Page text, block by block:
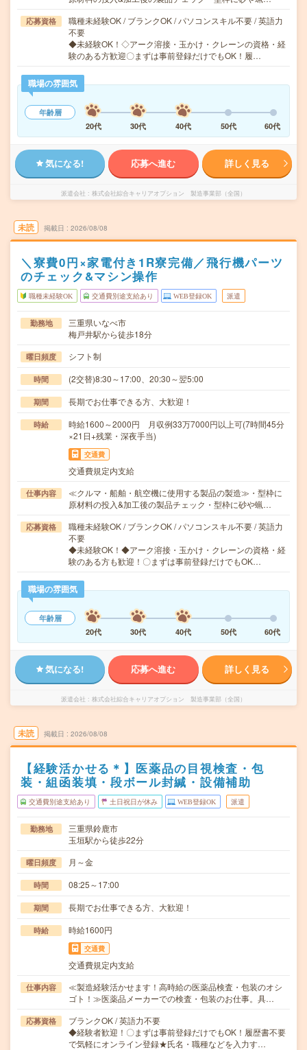
応募資格
職種未経験OK / ブランクOK / パソコンスキル不要 / 英語力
不要
◆未経験OK！◇アーク溶接・玉かけ・クレーンの資格・経
験のある方歓迎〇まずは事前登録だけでもOK！履…
職場の雰囲気
年齢層
20代
30代 40代 50代 60代
気になる! 応募へ進む 詳しく見る
派遣会社 株式会社綜合キャリアオプション 製造事業部（全国）
未読 掲載日 2026/08/08
＼寮費0円×家電付き1R寮完備／飛行機パーツ
のチェック&マシン操作
職種未経験OK 交通費別途支給あり WEB登録OK 派遣
勤務地
三重県いなべ市
梅戸井駅から徒歩18分
曜日頻度 シフト制
時間 (2交替)8:30～17:00、20:30～翌5:00
期間 長期でお仕事できる方、大歓迎！
時給
時給1600～2000円 月収例33万7000円以上可(7時間45分
×21日+残業・深夜手当)
交通費
交通費規定内支給
仕事内容
≪クルマ・船舶・航空機に使用する製品の製造≫・型枠に
原材料の投入&加工後の製品チェック・型枠に砂や蝋…
応募資格
職種未経験OK / ブランクOK / パソコンスキル不要 / 英語力
不要
◆未経験OK！◆アーク溶接・玉かけ・クレーンの資格・経
験のある方も歓迎！〇まずは事前登録だけでもOK…
職場の雰囲気
年齢層
20代
30代 40代 50代 60代
気になる! 応募へ進む 詳しく見る
派遣会社 株式会社綜合キャリアオプション 製造事業部（全国）
未読 掲載日 2026/08/08
【経験活かせる＊】医薬品の目視検査・包
装・組函装填・段ボール封緘・設備補助
交通費別途支給あり 土日祝日が休み WEB登録OK 派遣
勤務地
三重県鈴鹿市
玉垣駅から徒歩22分
曜日頻度 月～金
時間 08:25～17:00
期間 長期でお仕事できる方、大歓迎！
時給 時給1600円
交通費
交通費規定内支給
仕事内容
≪製造経験活かせます！高時給の医薬品検査・包装のオシ
ゴト！≫医薬品メーカーでの検査・包装のお仕事。具…
応募資格
ブランクOK / 英語力不要
◆経験者歓迎！〇まずは事前登録だけでもOK！履歴書不要
で気軽にオンライン登録★氏名・職種などを入力す…